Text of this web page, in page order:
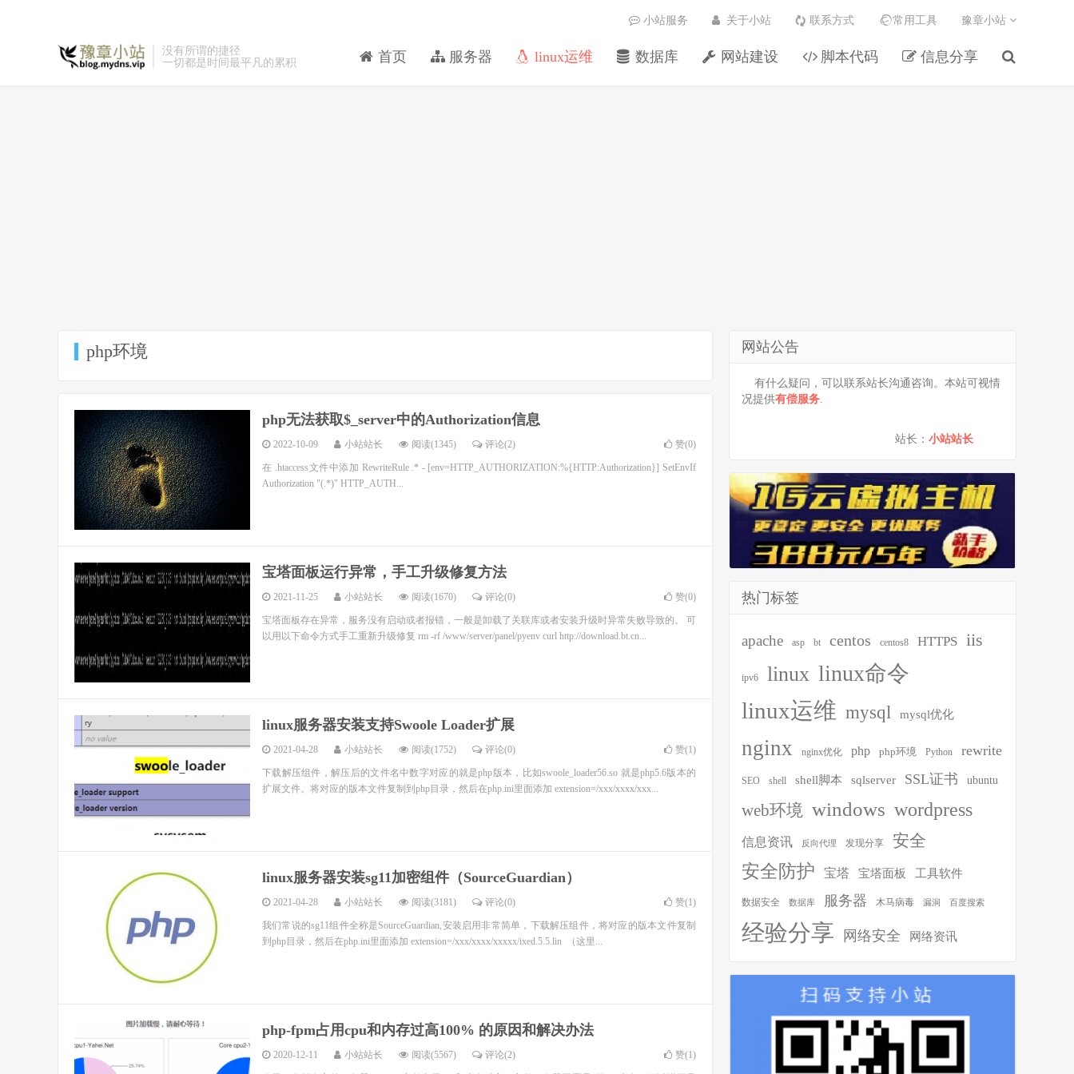
没有所谓的捷径
一切都是时间最平凡的累积
首页 服务器 linux运维 数据库 网站建设 脚本代码 信息分享
小站服务 关于小站 联系方式 常用工具 豫章小站
php环境
php无法获取$_server中的Authorization信息
2022-10-09 小站站长 阅读(1345) 评论(2) 赞(0)
在 .htaccess文件中添加 RewriteRule .* - [env=HTTP_AUTHORIZATION:%{HTTP:Authorization}] SetEnvIf
Authorization "(.*)" HTTP_AUTH...
宝塔面板运行异常，手工升级修复方法
2021-11-25 小站站长 阅读(1670) 评论(0) 赞(0)
宝塔面板存在异常，服务没有启动或者报错，一般是卸载了关联库或者安装升级时异常失败导致的。 可
以用以下命令方式手工重新升级修复 rm -rf /www/server/panel/pyenv curl http://download.bt.cn...
linux服务器安装支持Swoole Loader扩展
2021-04-28 小站站长 阅读(1752) 评论(0) 赞(1)
下载解压组件，解压后的文件名中数字对应的就是php版本，比如swoole_loader56.so 就是php5.6版本的
扩展文件。将对应的版本文件复制到php目录，然后在php.ini里面添加 extension=/xxx/xxxx/xxx...
linux服务器安装sg11加密组件（SourceGuardian）
2021-04-28 小站站长 阅读(3181) 评论(0) 赞(1)
我们常说的sg11组件全称是SourceGuardian,安装启用非常简单，下载解压组件，将对应的版本文件复制
到php目录，然后在php.ini里面添加 extension=/xxx/xxxx/xxxxx/ixed.5.5.lin （这里...
php-fpm占用cpu和内存过高100% 的原因和解决办法
2020-12-11 小站站长 阅读(5567) 评论(2) 赞(1)
网站公告
有什么疑问，可以联系站长沟通咨询。本站可视情
况提供有偿服务.
站长： 小站站长
热门标签
apache asp bt centos centos8 HTTPS iis
ipv6 linux linux命令
linux运维 mysql mysql优化
nginx nginx优化 php php环境 Python rewrite
SEO shell shell脚本 sqlserver SSL证书 ubuntu
web环境 windows wordpress
信息资讯 反向代理 发现分享 安全
安全防护 宝塔 宝塔面板 工具软件
数据安全 数据库 服务器 木马病毒 漏洞 百度搜索
经验分享 网络安全 网络资讯